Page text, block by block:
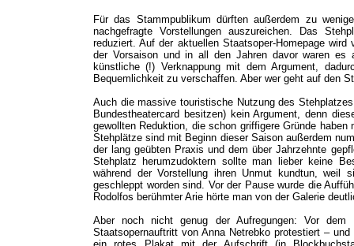
Für das Stammpublikum dürften außerdem zu
nachgefragte Vorstellungen auszureichen. Das
reduziert. Auf der aktuellen Staatsoper-Homepage
der Vorsaison und in all den Jahren davor waren
künstliche (!) Verknappung mit dem Argument,
Bequemlichkeit zu verschaffen. Aber wer geht auf den
Auch die massive touristische Nutzung des
Bundestheatercard besitzen) kein Argument, denn
gewollten Reduktion, die schon griffigere Gründe
Stehplätze sind mit Beginn dieser Saison außerdem
der lang geübten Praxis und dem über Jahrzehnte
Stehplatz herumzudoktern sollte man lieber keine
während der Vorstellung ihren Unmut kundtun,
geschleppt worden sind. Vor der Pause wurde die
Rodolfos berühmter Arie hörte man von der Galerie
Aber noch nicht genug der Aufregungen: Vor
Staatsopernauftritt von Anna Netrebko protestiert –